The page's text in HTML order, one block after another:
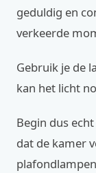
geduldig en
verkeerde
Gebruik je de
kan het licht
Begin dus
dat de kamer